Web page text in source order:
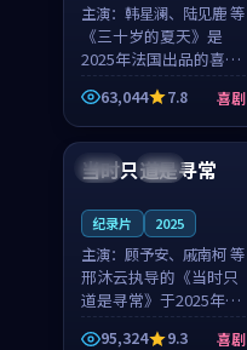
主演： 韩星澜、陆见鹿 等
《三十岁的夏天》是
2025年法国出品的喜剧
新作，主创团队希望用
深夜电台的故事让观众
停下来想一想。韩星澜
角色，山田纯一的叙事
63,044 7.8 喜剧
泰国 杜比
当时只道是寻常
纪录片 2025
主演： 顾予安、戚南柯 等
邢沐云执导的《当时只
道是寻常》于2025年面
世，泰国的城市气质与
95,324 9.3 喜剧